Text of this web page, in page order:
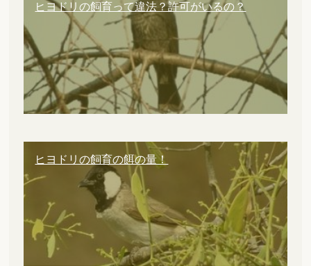
ヒヨドリの飼育って違法？許可がいるの？
ヒヨドリの飼育の餌の量！